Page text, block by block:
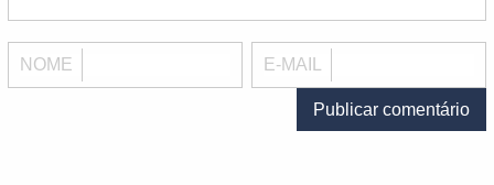
NOME E-MAIL